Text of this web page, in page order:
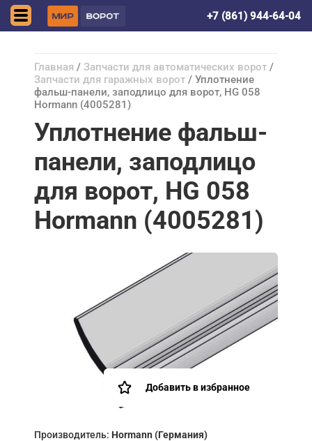
+7 (861) 944-64-04
Главная / Запчасти для автоматических ворот /
Запчасти для гаражных ворот / Уплотнение
фальш-панели, заподлицо для ворот, HG 058
Hormann (4005281)
Уплотнение фальш-
панели, заподлицо
для ворот, HG 058
Hormann (4005281)
Добавить в избранное
Производитель: Hormann (Германия)